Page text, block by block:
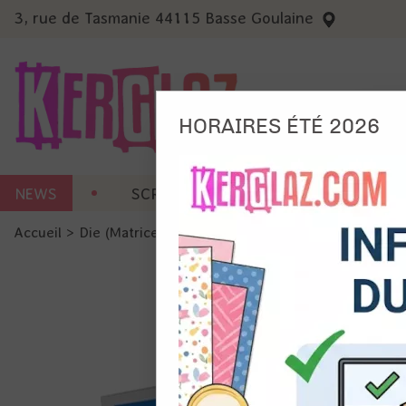
3, rue de Tasmanie 44115 Basse Goulaine
NEWS SCRAP CARTERIE MACHINES
Accueil > Die (Matrice de découpe) Die format standard
Ils
et du
précises
Si vous
de la
HORAIRES ÉTÉ 2026